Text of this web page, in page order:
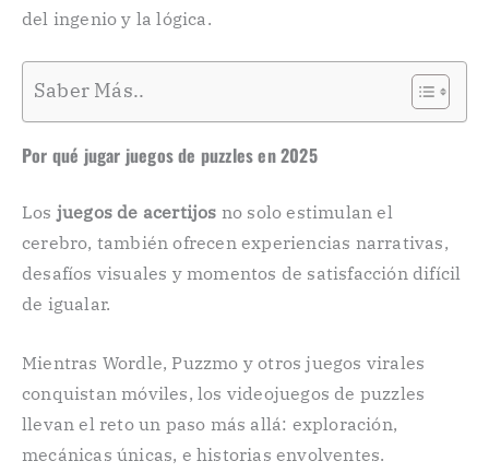
del ingenio y la lógica.
Saber Más..
Por qué jugar juegos de puzzles en 2025
Los juegos de acertijos no solo estimulan el
cerebro, también ofrecen experiencias narrativas,
desafíos visuales y momentos de satisfacción difícil
de igualar.
Mientras Wordle, Puzzmo y otros juegos virales
conquistan móviles, los videojuegos de puzzles
llevan el reto un paso más allá: exploración,
mecánicas únicas, e historias envolventes.